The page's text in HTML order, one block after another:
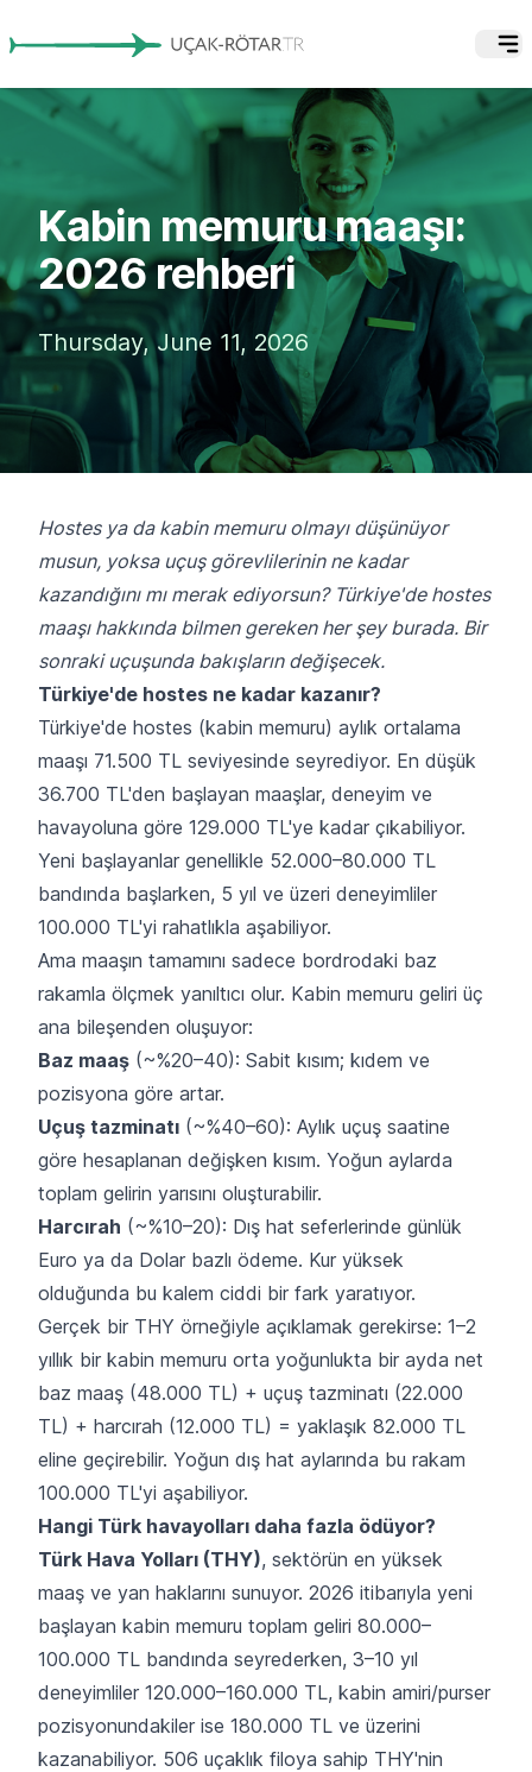
Kabin memuru maaşı:
2026 rehberi
Thursday, June 11, 2026
Hostes ya da kabin memuru olmayı düşünüyor
musun, yoksa uçuş görevlilerinin ne kadar
kazandığını mı merak ediyorsun? Türkiye'de hostes
maaşı hakkında bilmen gereken her şey burada. Bir
sonraki uçuşunda bakışların değişecek.
Türkiye'de hostes ne kadar kazanır?
Türkiye'de hostes (kabin memuru) aylık ortalama
maaşı 71.500 TL seviyesinde seyrediyor. En düşük
36.700 TL'den başlayan maaşlar, deneyim ve
havayoluna göre 129.000 TL'ye kadar çıkabiliyor.
Yeni başlayanlar genellikle 52.000–80.000 TL
bandında başlarken, 5 yıl ve üzeri deneyimliler
100.000 TL'yi rahatlıkla aşabiliyor.
Ama maaşın tamamını sadece bordrodaki baz
rakamla ölçmek yanıltıcı olur. Kabin memuru geliri üç
ana bileşenden oluşuyor:
Baz maaş (~%20–40): Sabit kısım; kıdem ve
pozisyona göre artar.
Uçuş tazminatı (~%40–60): Aylık uçuş saatine
göre hesaplanan değişken kısım. Yoğun aylarda
toplam gelirin yarısını oluşturabilir.
Harcırah (~%10–20): Dış hat seferlerinde günlük
Euro ya da Dolar bazlı ödeme. Kur yüksek
olduğunda bu kalem ciddi bir fark yaratıyor.
Gerçek bir THY örneğiyle açıklamak gerekirse: 1–2
yıllık bir kabin memuru orta yoğunlukta bir ayda net
baz maaş (48.000 TL) + uçuş tazminatı (22.000
TL) + harcırah (12.000 TL) = yaklaşık 82.000 TL
eline geçirebilir. Yoğun dış hat aylarında bu rakam
100.000 TL'yi aşabiliyor.
Hangi Türk havayolları daha fazla ödüyor?
Türk Hava Yolları (THY), sektörün en yüksek
maaş ve yan haklarını sunuyor. 2026 itibarıyla yeni
başlayan kabin memuru toplam geliri 80.000–
100.000 TL bandında seyrederken, 3–10 yıl
deneyimliler 120.000–160.000 TL, kabin amiri/purser
pozisyonundakiler ise 180.000 TL ve üzerini
kazanabiliyor. 506 uçaklık filoya sahip THY'nin